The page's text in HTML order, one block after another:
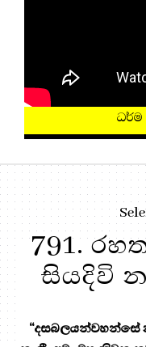
ධර්ම
791.
සියදිවි
“දසබලයන්වහන්සේ